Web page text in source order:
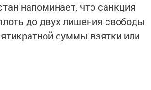
напоминает, что санкция
до двух лишения свободы
суммы взятки или